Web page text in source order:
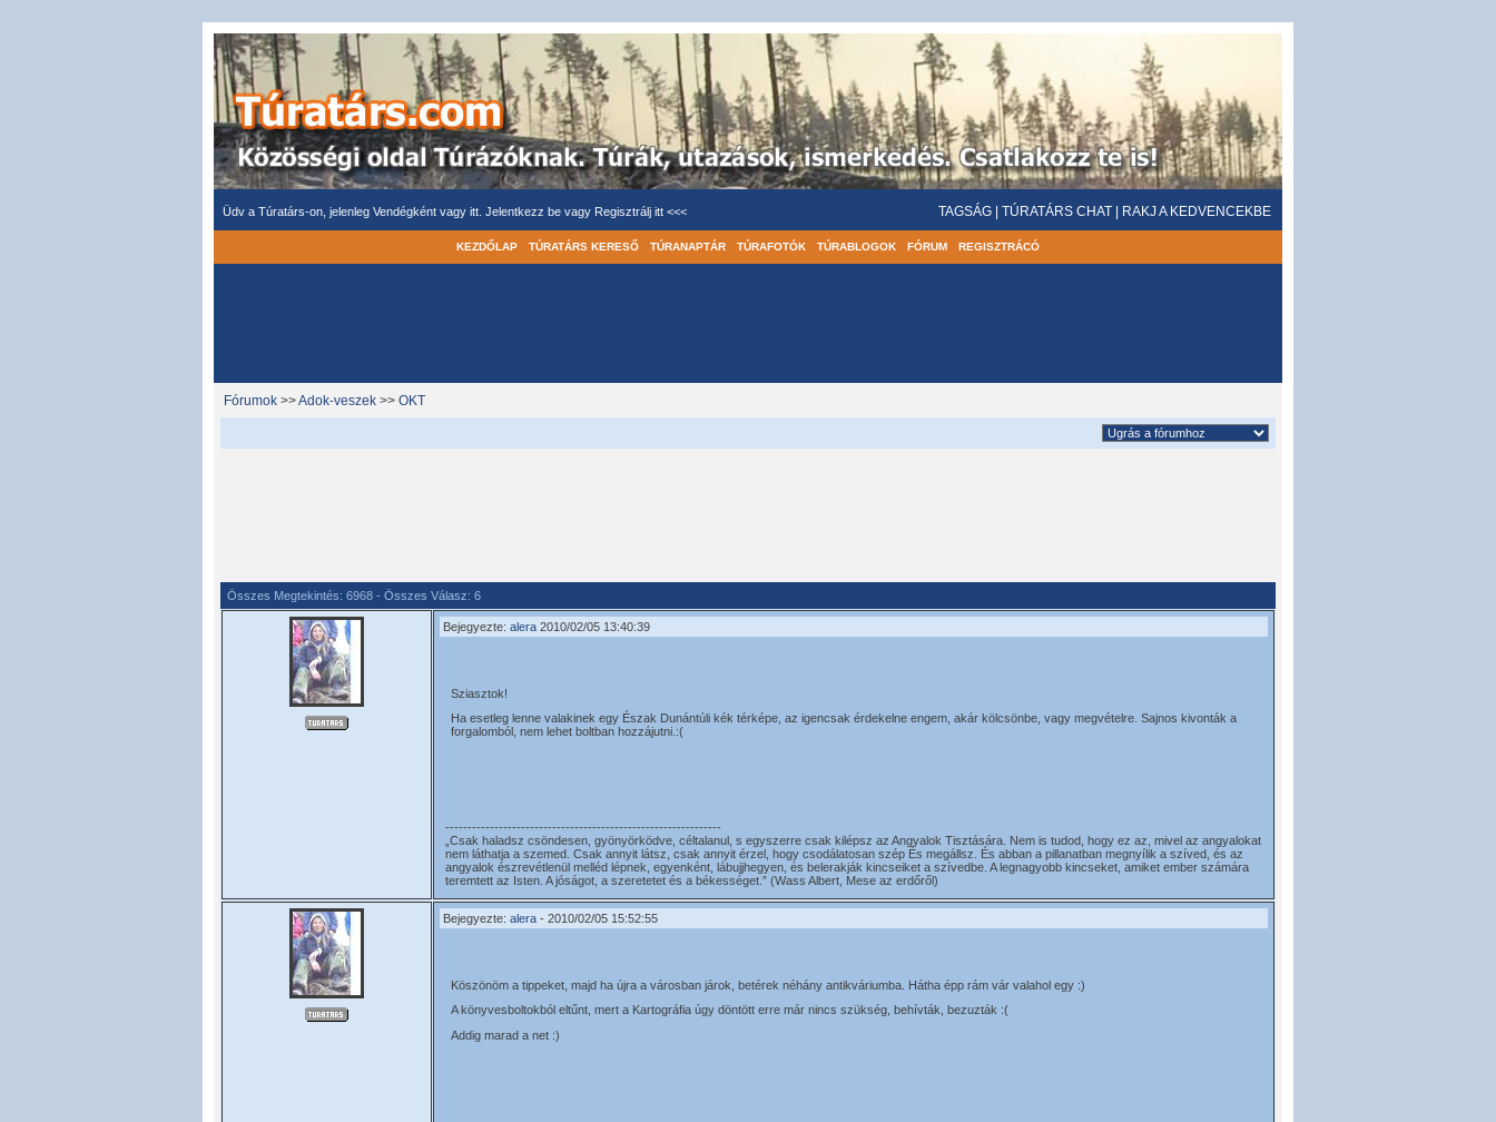
Üdv a Túratárs-on, jelenleg Vendégként vagy itt. Jelentkezz be vagy Regisztrálj itt <<< TAGSÁG TÚRATÁRS CHAT RAKJ A KEDVENCEKBE
KEZDŐLAP TÚRATÁRS KERESŐ TÚRANAPTÁR TÚRAFOTÓK TÚRABLOGOK FÓRUM REGISZTRÁCÓ
Fórumok >>Adok-veszek >> OKT
Összes Megtekintés: 6968 - Összes Válasz: 6
Bejegyezte: alera 2010/02/05 13:40:39
Sziasztok!
Ha esetleg lenne valakinek egy Észak Dunántúli kék térképe, az igencsak érdekelne engem, akár kölcsönbe, vagy megvételre. Sajnos kivonták a
forgalomból, nem lehet boltban hozzájutni.:(
--------------------------------------------------------------
„Csak haladsz csöndesen, gyönyörködve, céltalanul, s egyszerre csak kilépsz az Angyalok Tisztására. Nem is tudod, hogy ez az, mivel az angyalokat
nem láthatja a szemed. Csak annyit látsz, csak annyit érzel, hogy csodálatosan szép És megállsz. És abban a pillanatban megnyílik a szíved, és az
angyalok észrevétlenül melléd lépnek, egyenként, lábujjhegyen, és belerakják kincseiket a szívedbe. A legnagyobb kincseket, amiket ember számára
teremtett az Isten. A jóságot, a szeretetet és a békességet.” (Wass Albert, Mese az erdőről)
Bejegyezte: alera - 2010/02/05 15:52:55
Köszönöm a tippeket, majd ha újra a városban járok, betérek néhány antikváriumba. Hátha épp rám vár valahol egy :)
A könyvesboltokból eltűnt, mert a Kartográfia úgy döntött erre már nincs szükség, behívták, bezuzták :(
Addig marad a net :)